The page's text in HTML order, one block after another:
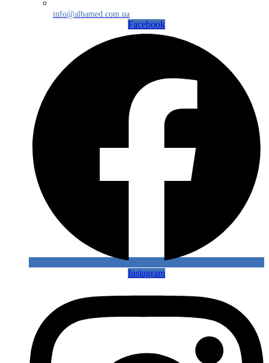
info@albamed.com.ua
Facebook
Instagram